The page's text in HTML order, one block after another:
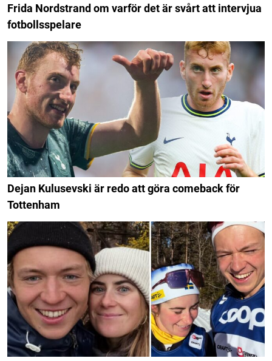
Frida Nordstrand om varför det är svårt att intervjua
fotbollsspelare
Dejan Kulusevski är redo att göra comeback för
Tottenham